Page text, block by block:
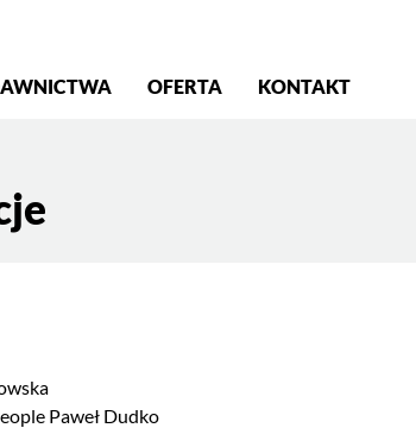
OFERTA KONTAKT
Paweł Dudko